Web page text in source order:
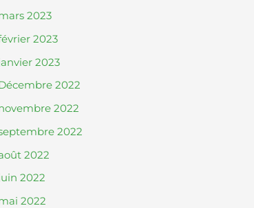
2023
2023
2023
2022
2022
2022
2022
2022
2022